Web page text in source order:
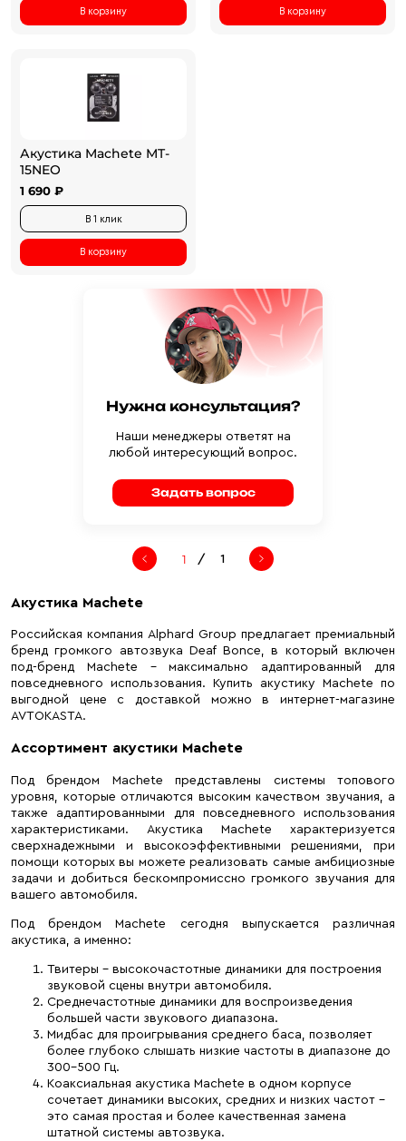
В корзину В корзину
Акустика Machete MT-
15NEO
1 690 ₽
В 1 клик
В корзину
Нужна консультация?
Наши менеджеры ответят на
любой интересующий вопрос.
Задать вопрос
/ 1
Акустика Machete
Российская компания Alphard Group предлагает премиальный
бренд громкого автозвука Deaf Bonce, в который включен
под-бренд Machete – максимально адаптированный для
повседневного использования. Купить акустику Machete по
выгодной цене с доставкой можно в интернет-магазине
AVTOKASTA.
Ассортимент акустики Machete
Под брендом Machete представлены системы топового
уровня, которые отличаются высоким качеством звучания, а
также адаптированными для повседневного использования
характеристиками. Акустика Machete характеризуется
сверхнадежными и высокоэффективными решениями, при
помощи которых вы можете реализовать самые амбициозные
задачи и добиться бескомпромиссно громкого звучания для
вашего автомобиля.
Под брендом Machete сегодня выпускается различная
акустика, а именно:
Твитеры – высокочастотные динамики для построения
звуковой сцены внутри автомобиля.
Среднечастотные динамики для воспроизведения
большей части звукового диапазона.
Мидбас для проигрывания среднего баса, позволяет
более глубоко слышать низкие частоты в диапазоне до
300-500 Гц.
Коаксиальная акустика Machete в одном корпусе
сочетает динамики высоких, средних и низких частот –
это самая простая и более качественная замена
штатной системы автозвука.